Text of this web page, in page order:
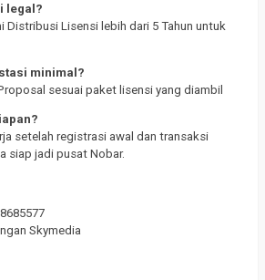
legal?
Distribusi Lisensi lebih dari 5 Tahun untuk
minimal?
sesuai paket lisensi yang diambil
setelah registrasi awal dan transaksi
siap jadi pusat Nobar.
Skymedia